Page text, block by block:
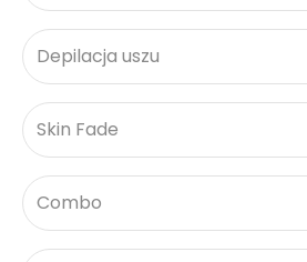
Depilacja uszu
Skin Fade
Combo